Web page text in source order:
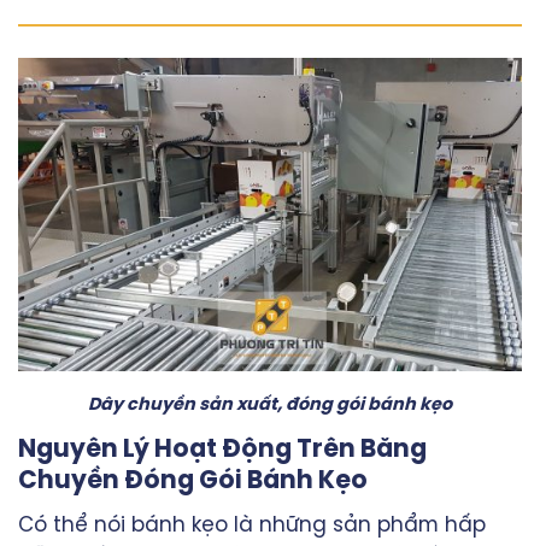
Dây chuyền sản xuất, đóng gói bánh kẹo
Nguyên Lý Hoạt Động Trên Băng
Chuyền Đóng Gói Bánh Kẹo
Có thể nói bánh kẹo là những sản phẩm hấp